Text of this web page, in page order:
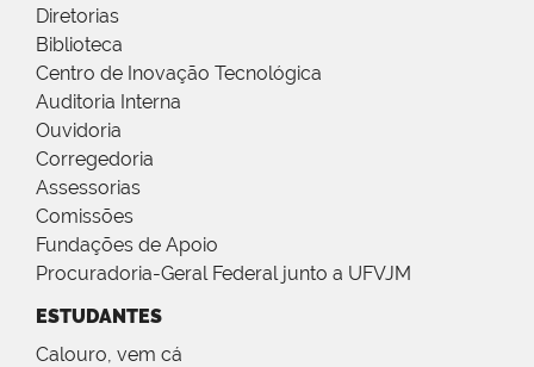
Diretorias
Biblioteca
Centro de Inovação Tecnológica
Auditoria Interna
Ouvidoria
Corregedoria
Assessorias
Comissões
Fundações de Apoio
Procuradoria-Geral Federal junto a UFVJM
ESTUDANTES
Calouro, vem cá